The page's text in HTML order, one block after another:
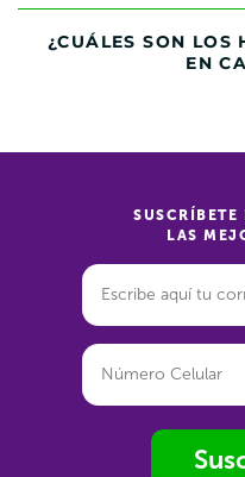
¿CUÁLES SON LOS
EN
SUSCRÍBETE
LAS